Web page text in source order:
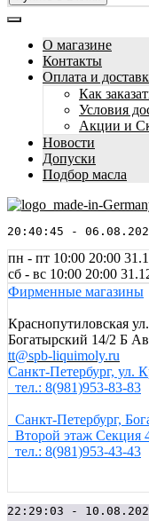
О магазине
Контакты
Оплата и
Как
Условия
Акции и
Новости
Допуски
Подбор масла
20:40:45 -
пн - пт 10:00 20:00
сб - вс 10:00 20:00
Фирменные магазины
Краснопутиловская
Богатырский 14/2 Б
tt@spb-liquimoly.ru
Санкт-Петербург, ул.
тел.: 8(981)953-83-83
Санкт-Петербург,
Второй этаж Секция
тел.: 8(981)953-43-43
22:29:03 -